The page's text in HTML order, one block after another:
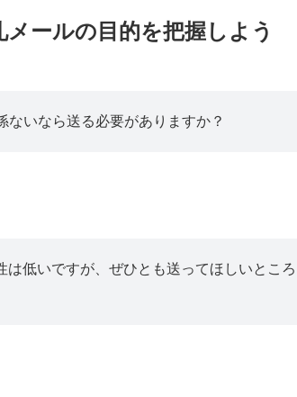
ールの目的を把握しよう
ないなら送る必要がありますか？
は低いですが、ぜひとも送ってほしいところ